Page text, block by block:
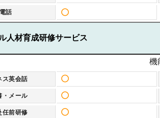
電話
人材育成研修サービス
機
ス英会話
・メール
任前研修